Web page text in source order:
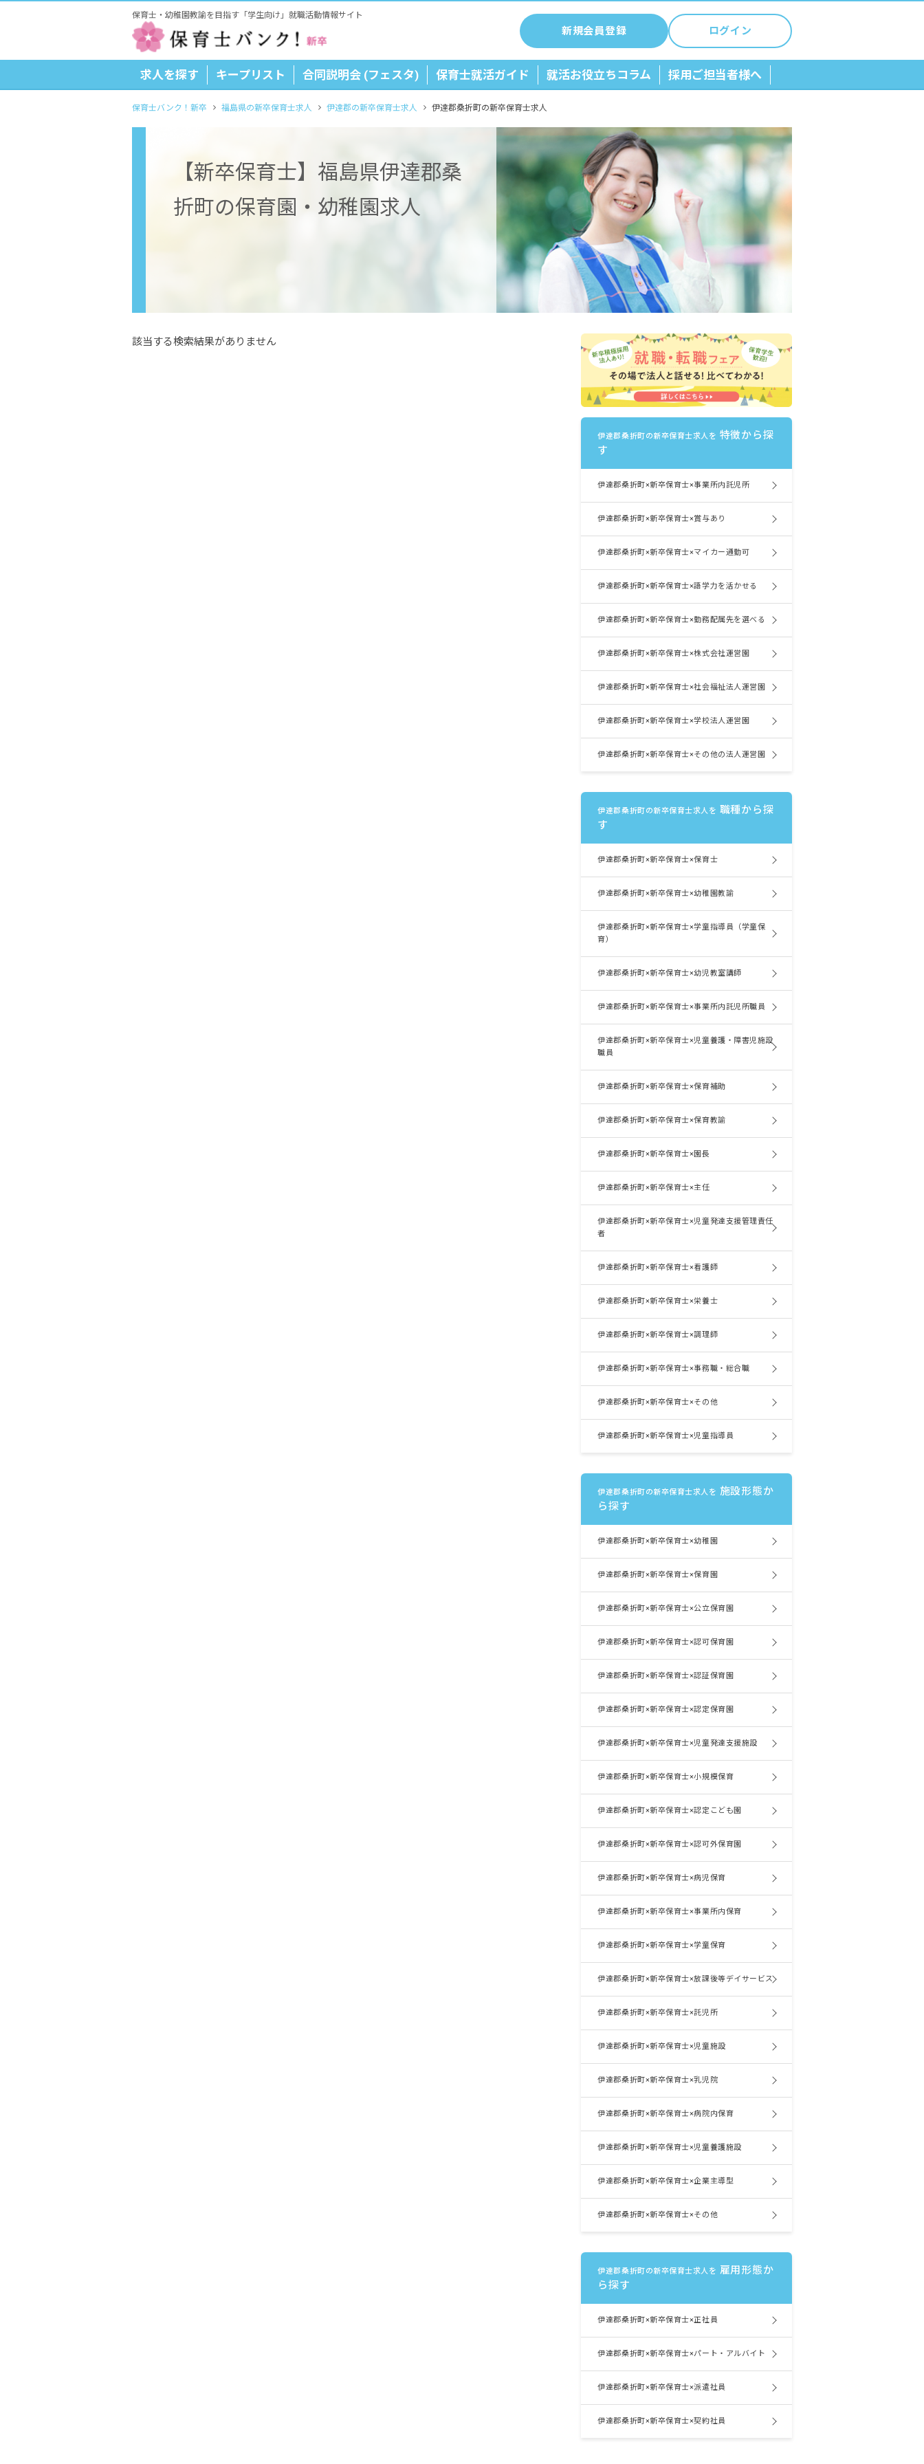
保育士・幼稚園教諭を目指す「学生向け」就職活動情報サイト
新規会員登録 ログイン
求人を探す キープリスト 合同説明会 (フェスタ) 保育士就活ガイド 就活お役立ちコラム 採用ご担当者様へ
保育士バンク！新卒 福島県の新卒保育士求人 伊達郡の新卒保育士求人 伊達郡桑折町の新卒保育士求人
【新卒保育士】福島県伊達郡桑
折町の保育園・幼稚園求人
該当する検索結果がありません
伊達郡桑折町の新卒保育士求人を 特徴から探
す
伊達郡桑折町×新卒保育士×事業所内託児所
伊達郡桑折町×新卒保育士×賞与あり
伊達郡桑折町×新卒保育士×マイカー通勤可
伊達郡桑折町×新卒保育士×語学力を活かせる
伊達郡桑折町×新卒保育士×勤務配属先を選べる
伊達郡桑折町×新卒保育士×株式会社運営園
伊達郡桑折町×新卒保育士×社会福祉法人運営園
伊達郡桑折町×新卒保育士×学校法人運営園
伊達郡桑折町×新卒保育士×その他の法人運営園
伊達郡桑折町の新卒保育士求人を 職種から探
す
伊達郡桑折町×新卒保育士×保育士
伊達郡桑折町×新卒保育士×幼稚園教諭
伊達郡桑折町×新卒保育士×学童指導員（学童保
育）
伊達郡桑折町×新卒保育士×幼児教室講師
伊達郡桑折町×新卒保育士×事業所内託児所職員
伊達郡桑折町×新卒保育士×児童養護・障害児施設
職員
伊達郡桑折町×新卒保育士×保育補助
伊達郡桑折町×新卒保育士×保育教諭
伊達郡桑折町×新卒保育士×園長
伊達郡桑折町×新卒保育士×主任
伊達郡桑折町×新卒保育士×児童発達支援管理責任
者
伊達郡桑折町×新卒保育士×看護師
伊達郡桑折町×新卒保育士×栄養士
伊達郡桑折町×新卒保育士×調理師
伊達郡桑折町×新卒保育士×事務職・総合職
伊達郡桑折町×新卒保育士×その他
伊達郡桑折町×新卒保育士×児童指導員
伊達郡桑折町の新卒保育士求人を 施設形態か
ら探す
伊達郡桑折町×新卒保育士×幼稚園
伊達郡桑折町×新卒保育士×保育園
伊達郡桑折町×新卒保育士×公立保育園
伊達郡桑折町×新卒保育士×認可保育園
伊達郡桑折町×新卒保育士×認証保育園
伊達郡桑折町×新卒保育士×認定保育園
伊達郡桑折町×新卒保育士×児童発達支援施設
伊達郡桑折町×新卒保育士×小規模保育
伊達郡桑折町×新卒保育士×認定こども園
伊達郡桑折町×新卒保育士×認可外保育園
伊達郡桑折町×新卒保育士×病児保育
伊達郡桑折町×新卒保育士×事業所内保育
伊達郡桑折町×新卒保育士×学童保育
伊達郡桑折町×新卒保育士×放課後等デイサービス
伊達郡桑折町×新卒保育士×託児所
伊達郡桑折町×新卒保育士×児童施設
伊達郡桑折町×新卒保育士×乳児院
伊達郡桑折町×新卒保育士×病院内保育
伊達郡桑折町×新卒保育士×児童養護施設
伊達郡桑折町×新卒保育士×企業主導型
伊達郡桑折町×新卒保育士×その他
伊達郡桑折町の新卒保育士求人を 雇用形態か
ら探す
伊達郡桑折町×新卒保育士×正社員
伊達郡桑折町×新卒保育士×パート・アルバイト
伊達郡桑折町×新卒保育士×派遣社員
伊達郡桑折町×新卒保育士×契約社員